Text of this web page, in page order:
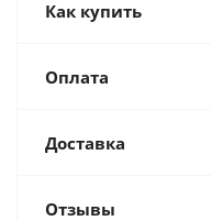
Как купить
Оплата
Доставка
Отзывы